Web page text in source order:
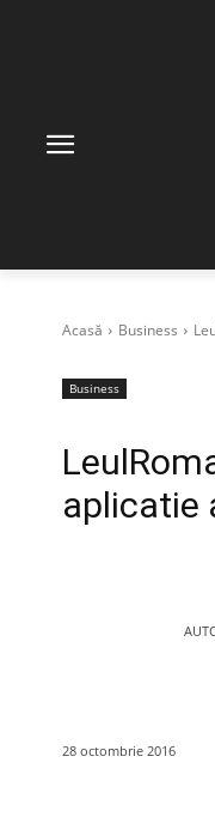
Acasă Business
Business
aplicatie
28 octombrie 2016